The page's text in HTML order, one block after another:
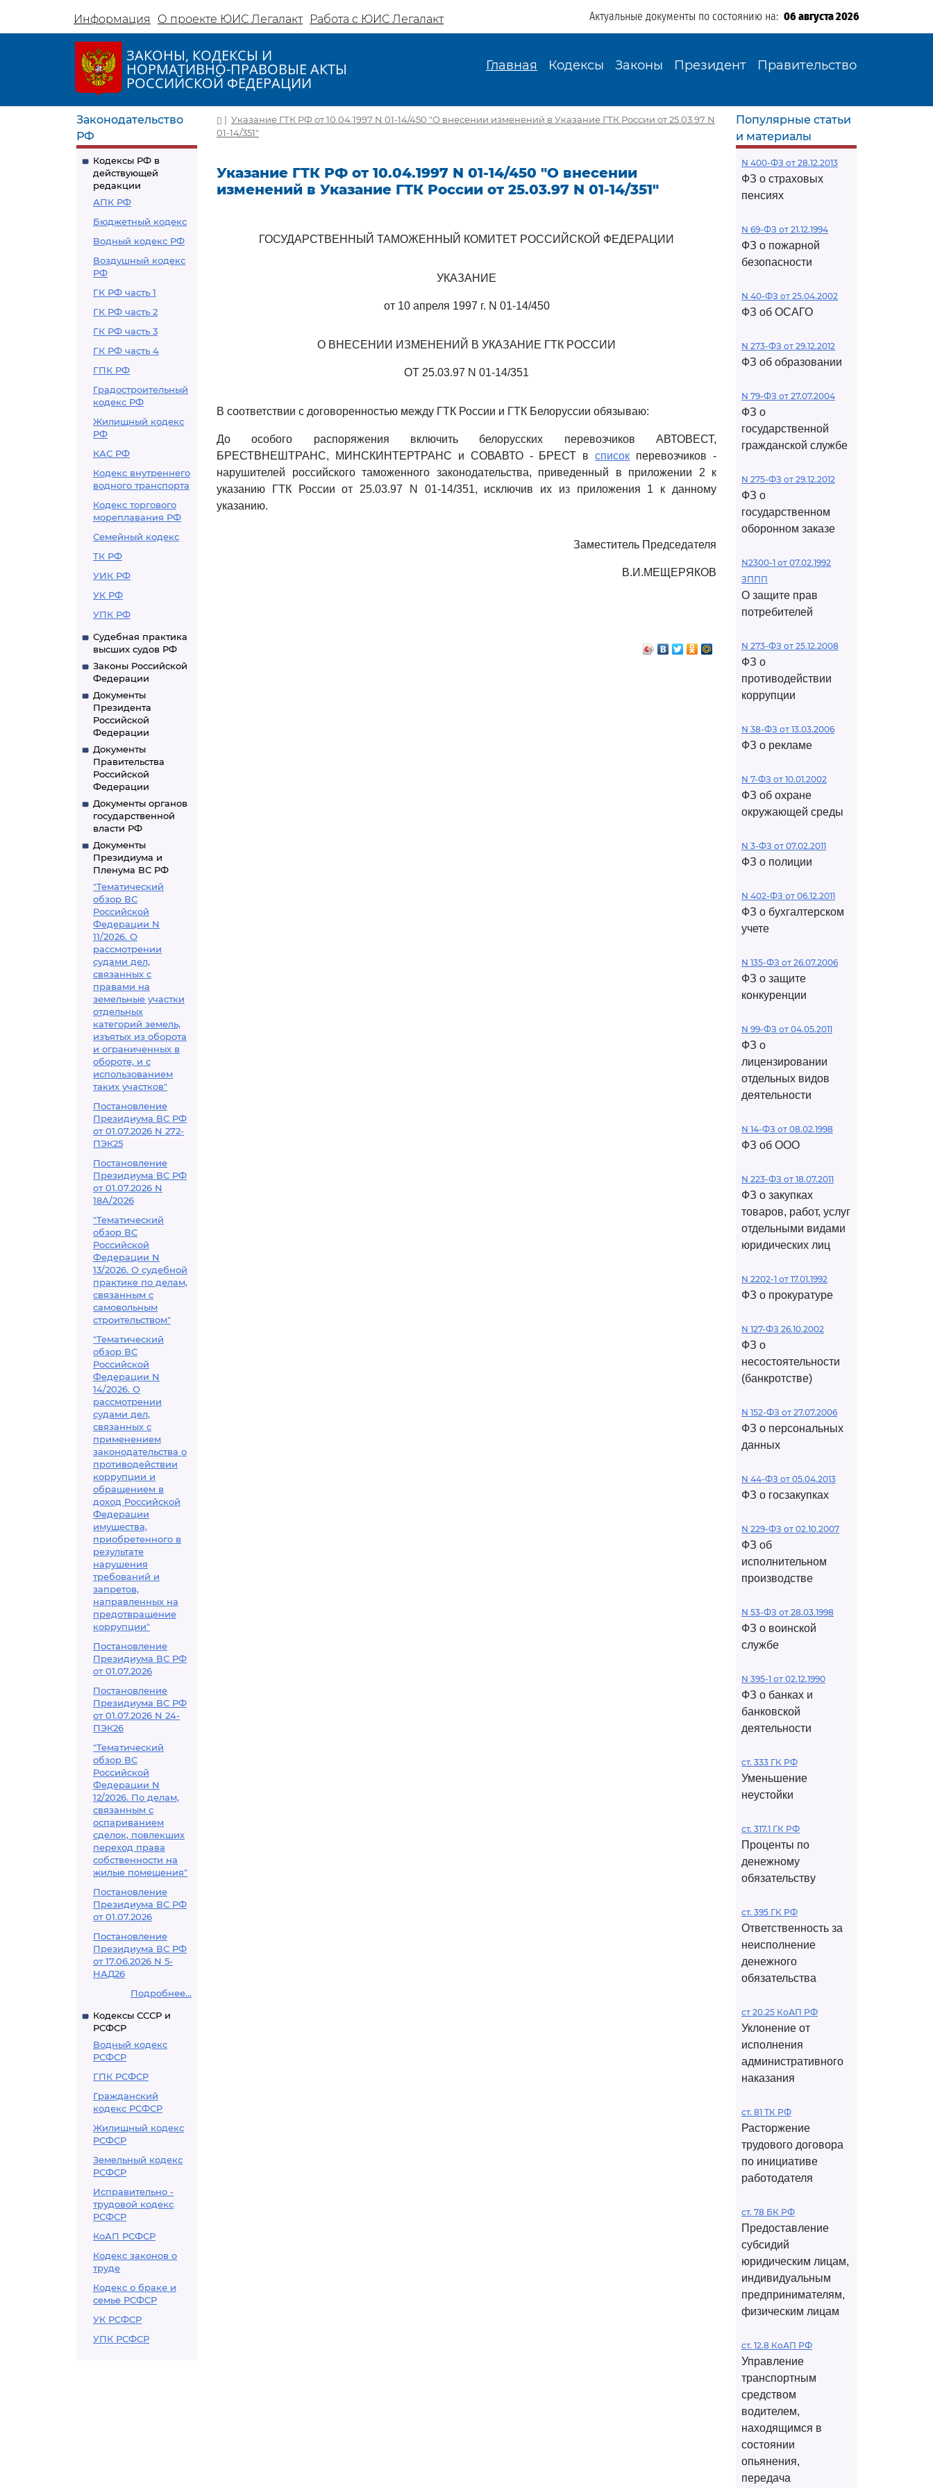
Информация О проекте ЮИС Легалакт Работа с ЮИС Легалакт Актуальные документы по состоянию на: 06 августа 2026
ЗАКОНЫ, КОДЕКСЫ И
НОРМАТИВНО-ПРАВОВЫЕ АКТЫ
РОССИЙСКОЙ ФЕДЕРАЦИИ
Главная Кодексы Законы Президент Правительство
Законодательство
РФ
Кодексы РФ в
действующей
редакции
АПК РФ
Бюджетный кодекс
Водный кодекс РФ
Воздушный кодекс
РФ
ГК РФ часть 1
ГК РФ часть 2
ГК РФ часть 3
ГК РФ часть 4
ГПК РФ
Градостроительный
кодекс РФ
Жилищный кодекс
РФ
КАС РФ
Кодекс внутреннего
водного транспорта
Кодекс торгового
мореплавания РФ
Семейный кодекс
ТК РФ
УИК РФ
УК РФ
УПК РФ
Судебная практика
высших судов РФ
Законы Российской
Федерации
Документы
Президента
Российской
Федерации
Документы
Правительства
Российской
Федерации
Документы органов
государственной
власти РФ
Документы
Президиума и
Пленума ВС РФ
"Тематический
обзор ВС
Российской
Федерации N
11/2026. О
рассмотрении
судами дел,
связанных с
правами на
земельные участки
отдельных
категорий земель,
изъятых из оборота
и ограниченных в
обороте, и с
использованием
таких участков"
Постановление
Президиума ВС РФ
от 01.07.2026 N 272-
ПЭК25
Постановление
Президиума ВС РФ
от 01.07.2026 N
18А/2026
"Тематический
обзор ВС
Российской
Федерации N
13/2026. О судебной
практике по делам,
связанным с
самовольным
строительством"
"Тематический
обзор ВС
Российской
Федерации N
14/2026. О
рассмотрении
судами дел,
связанных с
применением
законодательства о
противодействии
коррупции и
обращением в
доход Российской
Федерации
имущества,
приобретенного в
результате
нарушения
требований и
запретов,
направленных на
предотвращение
коррупции"
Постановление
Президиума ВС РФ
от 01.07.2026
Постановление
Президиума ВС РФ
от 01.07.2026 N 24-
ПЭК26
"Тематический
обзор ВС
Российской
Федерации N
12/2026. По делам,
связанным с
оспариванием
сделок, повлекших
переход права
собственности на
жилые помещения"
Постановление
Президиума ВС РФ
от 01.07.2026
Постановление
Президиума ВС РФ
от 17.06.2026 N 5-
НАД26
Подробнее...
Кодексы СССР и
РСФСР
Водный кодекс
РСФСР
ГПК РСФСР
Гражданский
кодекс РСФСР
Жилищный кодекс
РСФСР
Земельный кодекс
РСФСР
Исправительно -
трудовой кодекс
РСФСР
КоАП РСФСР
Кодекс законов о
труде
Кодекс о браке и
семье РСФСР
УК РСФСР
УПК РСФСР
| Указание ГТК РФ от 10.04.1997 N 01-14/450 "О внесении изменений в Указание ГТК России от 25.03.97 N
01-14/351"
Указание ГТК РФ от 10.04.1997 N 01-14/450 "О внесении
изменений в Указание ГТК России от 25.03.97 N 01-14/351"
ГОСУДАРСТВЕННЫЙ ТАМОЖЕННЫЙ КОМИТЕТ РОССИЙСКОЙ ФЕДЕРАЦИИ
УКАЗАНИЕ
от 10 апреля 1997 г. N 01-14/450
О ВНЕСЕНИИ ИЗМЕНЕНИЙ В УКАЗАНИЕ ГТК РОССИИ
ОТ 25.03.97 N 01-14/351
В соответствии с договоренностью между ГТК России и ГТК Белоруссии обязываю:
До особого распоряжения включить белорусских перевозчиков АВТОВЕСТ,
БРЕСТВНЕШТРАНС, МИНСКИНТЕРТРАНС и СОВАВТО - БРЕСТ всписок перевозчиков -
нарушителей российского таможенного законодательства, приведенный в приложении 2 к
указанию ГТК России от 25.03.97 N 01-14/351, исключив их из приложения 1 к данному
указанию.
Заместитель Председателя
В.И.МЕЩЕРЯКОВ
Популярные статьи
и материалы
N 400-ФЗ от 28.12.2013
ФЗ о страховых
пенсиях
N 69-ФЗ от 21.12.1994
ФЗ о пожарной
безопасности
N 40-ФЗ от 25.04.2002
ФЗ об ОСАГО
N 273-ФЗ от 29.12.2012
ФЗ об образовании
N 79-ФЗ от 27.07.2004
ФЗ о
государственной
гражданской службе
N 275-ФЗ от 29.12.2012
ФЗ о
государственном
оборонном заказе
N2300-1 от 07.02.1992
ЗППП
О защите прав
потребителей
N 273-ФЗ от 25.12.2008
ФЗ о
противодействии
коррупции
N 38-ФЗ от 13.03.2006
ФЗ о рекламе
N 7-ФЗ от 10.01.2002
ФЗ об охране
окружающей среды
N 3-ФЗ от 07.02.2011
ФЗ о полиции
N 402-ФЗ от 06.12.2011
ФЗ о бухгалтерском
учете
N 135-ФЗ от 26.07.2006
ФЗ о защите
конкуренции
N 99-ФЗ от 04.05.2011
ФЗ о
лицензировании
отдельных видов
деятельности
N 14-ФЗ от 08.02.1998
ФЗ об ООО
N 223-ФЗ от 18.07.2011
ФЗ о закупках
товаров, работ, услуг
отдельными видами
юридических лиц
N 2202-1 от 17.01.1992
ФЗ о прокуратуре
N 127-ФЗ 26.10.2002
ФЗ о
несостоятельности
(банкротстве)
N 152-ФЗ от 27.07.2006
ФЗ о персональных
данных
N 44-ФЗ от 05.04.2013
ФЗ о госзакупках
N 229-ФЗ от 02.10.2007
ФЗ об
исполнительном
производстве
N 53-ФЗ от 28.03.1998
ФЗ о воинской
службе
N 395-1 от 02.12.1990
ФЗ о банках и
банковской
деятельности
ст. 333 ГК РФ
Уменьшение
неустойки
ст. 317.1 ГК РФ
Проценты по
денежному
обязательству
ст. 395 ГК РФ
Ответственность за
неисполнение
денежного
обязательства
ст 20.25 КоАП РФ
Уклонение от
исполнения
административного
наказания
ст. 81 ТК РФ
Расторжение
трудового договора
по инициативе
работодателя
ст. 78 БК РФ
Предоставление
субсидий
юридическим лицам,
индивидуальным
предпринимателям,
физическим лицам
ст. 12.8 КоАП РФ
Управление
транспортным
средством
водителем,
находящимся в
состоянии
опьянения,
передача